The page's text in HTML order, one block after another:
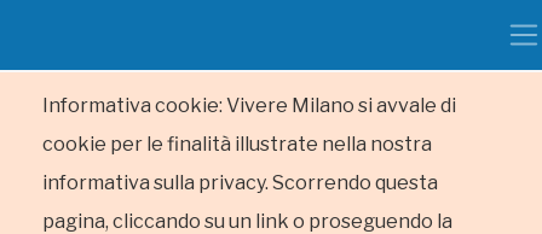
Informativa cookie: Vivere Milano si avvale di
cookie per le finalità illustrate nella nostra
informativa sulla privacy. Scorrendo questa
pagina, cliccando su un link o proseguendo la